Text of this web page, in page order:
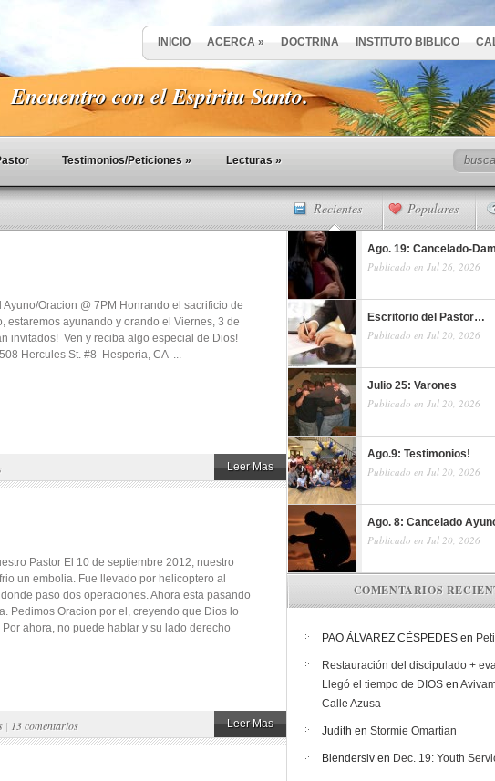
INICIO ACERCA » DOCTRINA INSTITUTO BIBLICO
Encuentro con el Espiritu Santo.
Testimonios/Peticiones » Lecturas »
Oracion @ 7PM Honrando el sacrificio de
estaremos ayunando y orando el Viernes, 3 de
invitados! Ven y reciba algo especial de Dios!
Hercules St. #8 Hesperia, CA ...
Leer Mas
Pastor El 10 de septiembre 2012, nuestro
un embolia. Fue llevado por helicoptero al
paso dos operaciones. Ahora esta pasando
Pedimos Oracion por el, creyendo que Dios lo
ahora, no puede hablar y su lado derecho
| 13 comentarios Leer Mas
Recientes Populares
Ago. 19: Cancelado-
Publicado en Jul 26, 2026
Escritorio del Pastor…
Publicado en Jul 20, 2026
Julio 25: Varones
Publicado en Jul 20, 2026
Ago.9: Testimonios!
Publicado en Jul 20, 2026
Ago. 8: Cancelado
Publicado en Jul 20, 2026
COMENTARIOS
PAO ÁLVAREZ CÉSPEDES en
Restauración del discipulado +
Llegó el tiempo de DIOS en
Calle Azusa
Judith en Stormie Omartian
Blenderslv en Dec. 19: Youth